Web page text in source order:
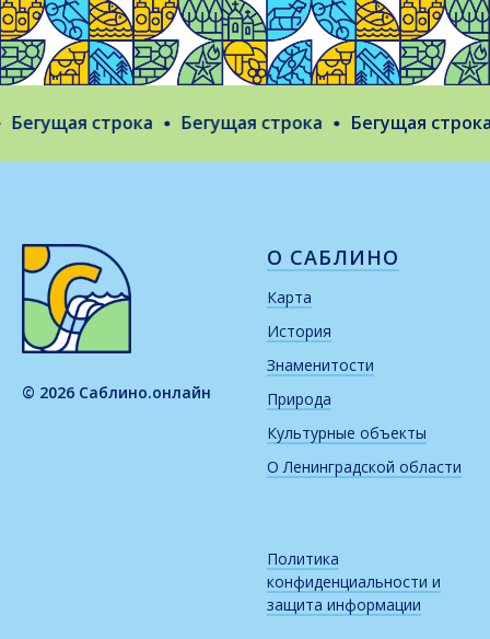
строка Бегущая строка Бегущая строка
© 2026 Саблино.онлайн
О САБЛИНО
Карта
История
Знаменитости
Природа
Культурные объекты
О Ленинградской области
Политика
конфиденциальности и
защита информации